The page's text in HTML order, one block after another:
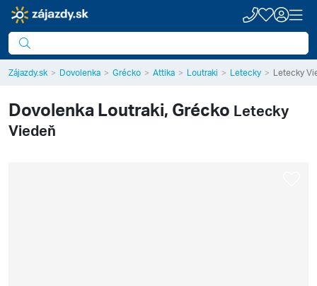
Zájazdy.sk Dovolenka Grécko Attika Loutraki Letecky Letecky
Dovolenka Loutraki, Grécko Letecky
Viedeň